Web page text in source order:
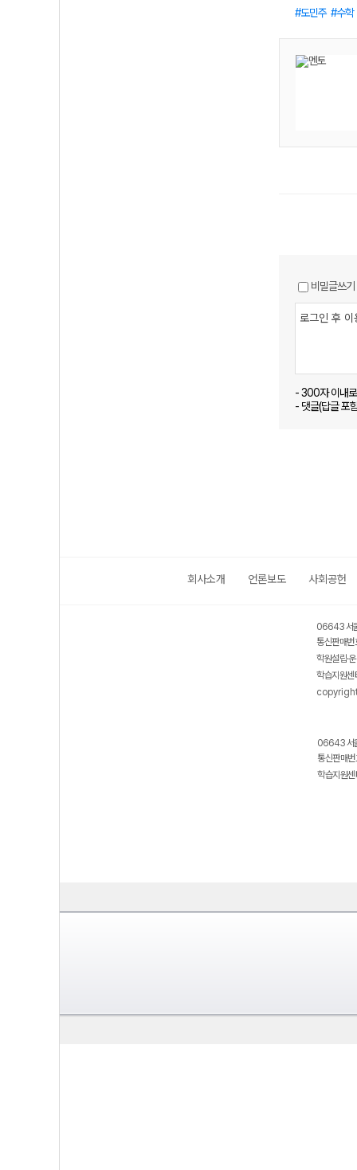
도민주 수학
비밀글쓰기
- 300자 이내
- 댓글(답글 포
회사소개 언론보도 사회공헌
06643 서
통신판매
학원설립·
학습지원
06643 서
통신판매
학습지원